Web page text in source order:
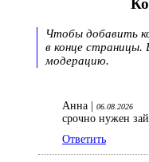
Чтобы добавить
в конце страницы.
модерацию.
Анна | 06.08.2026
срочно нужен
Ответить